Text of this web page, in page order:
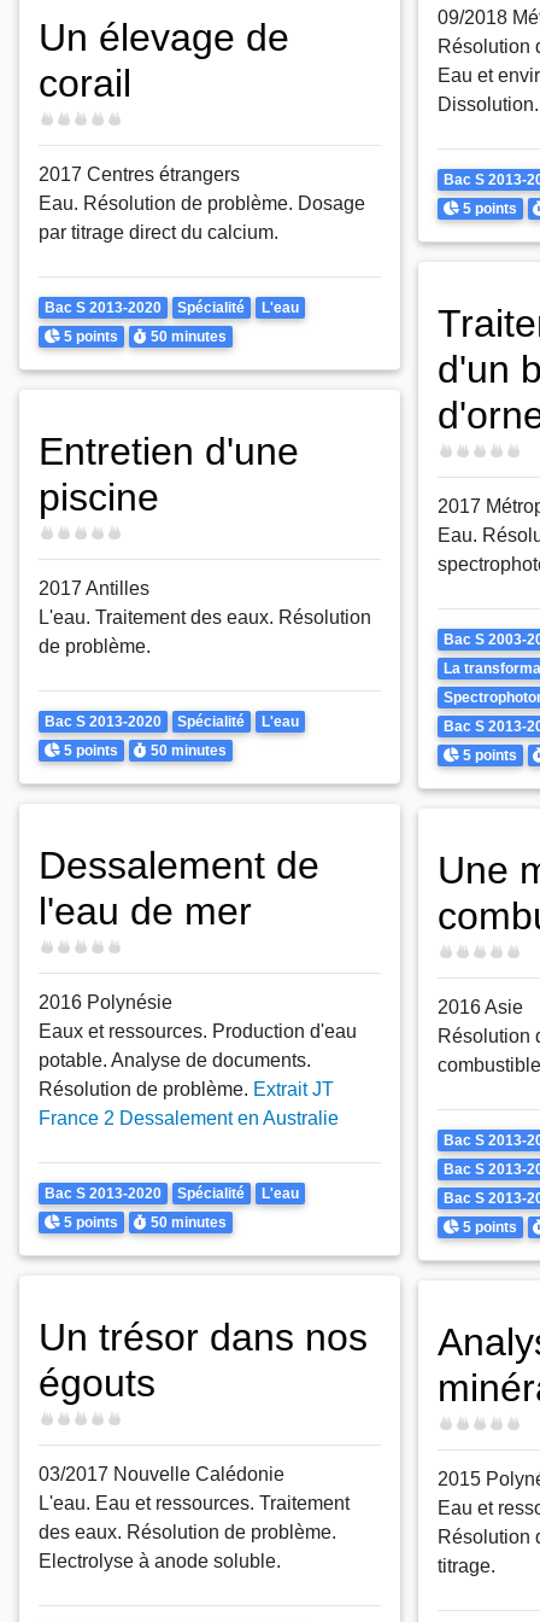
09/2018
Résolution
Eau et
Dissolution.
Theme
Bac S 2013-
Points
5 points
Un élevage de
corail
Difficulté
2017 Centres étrangers
Eau. Résolution de problème. Dosage
par titrage direct du calcium.
Theme
Bac S 2013-2020 Spécialité L'eau
Points
5 points Durée
50 minutes
d'un
Difficulté
2017
Eau.
Theme
Bac S 2003-
La
Bac S 2013-
Points
5 points
Entretien d'une
piscine
Difficulté
2017 Antilles
L'eau. Traitement des eaux. Résolution
de problème.
Theme
Bac S 2013-2020 Spécialité L'eau
Points
5 points Durée
50 minutes
Dessalement de
l'eau de mer
Difficulté
2016 Polynésie
Eaux et ressources. Production d'eau
potable. Analyse de documents.
Résolution de problème. Extrait JT
France 2 Dessalement en Australie
Theme
Bac S 2013-2020 Spécialité L'eau
Points
5 points Durée
50 minutes
Une
Difficulté
2016 Asie
Résolution
Theme
Bac S 2013-
Bac S 2013-
Bac S 2013-
Points
5 points
Un trésor dans nos
égouts
Difficulté
03/2017 Nouvelle Calédonie
L'eau. Eau et ressources. Traitement
des eaux. Résolution de problème.
Electrolyse à anode soluble.
Difficulté
2015
Eau et
Résolution
titrage.